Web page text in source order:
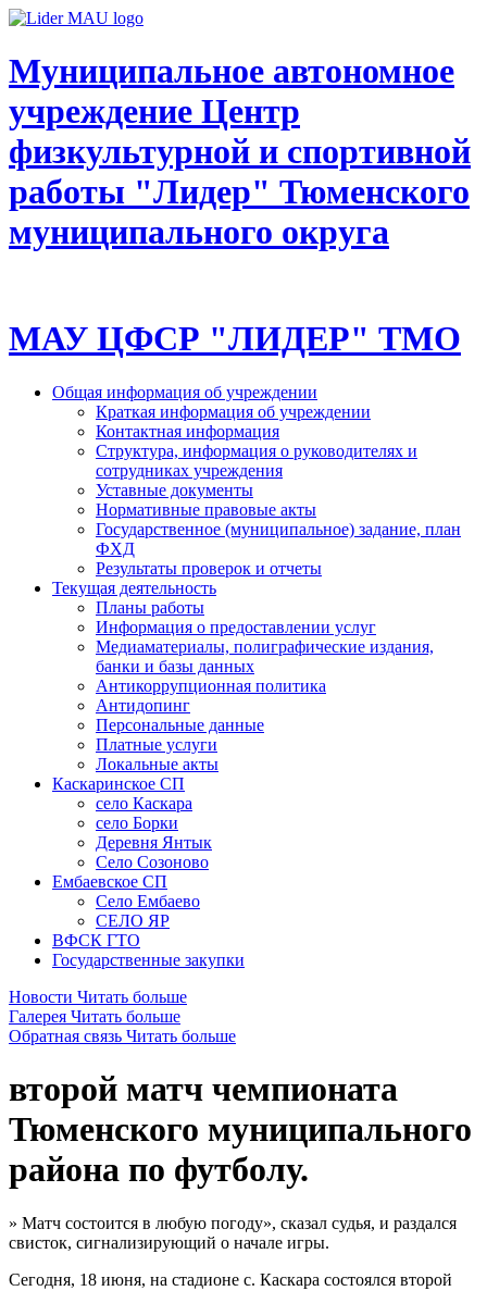
Муниципальное автономное
учреждение Центр
физкультурной и спортивной
работы "Лидер" Тюменского
муниципального округа
МАУ ЦФСР "ЛИДЕР" ТМО
Общая информация об учреждении
Краткая информация об учреждении
Контактная информация
Структура, информация о руководителях и
сотрудниках учреждения
Уставные документы
Нормативные правовые акты
Государственное (муниципальное) задание, план
ФХД
Результаты проверок и отчеты
Текущая деятельность
Планы работы
Информация о предоставлении услуг
Медиаматериалы, полиграфические издания,
банки и базы данных
Антикоррупционная политика
Антидопинг
Персональные данные
Платные услуги
Локальные акты
Каскаринское СП
село Каскара
село Борки
Деревня Янтык
Село Созоново
Ембаевское СП
Село Ембаево
СЕЛО ЯР
ВФСК ГТО
Государственные закупки
Новости Читать больше
Галерея Читать больше
Обратная связь Читать больше
второй матч чемпионата
Тюменского муниципального
района по футболу.
» Матч состоится в любую погоду», сказал судья, и раздался
свисток, сигнализирующий о начале игры.
Сегодня, 18 июня, на стадионе с. Каскара состоялся второй